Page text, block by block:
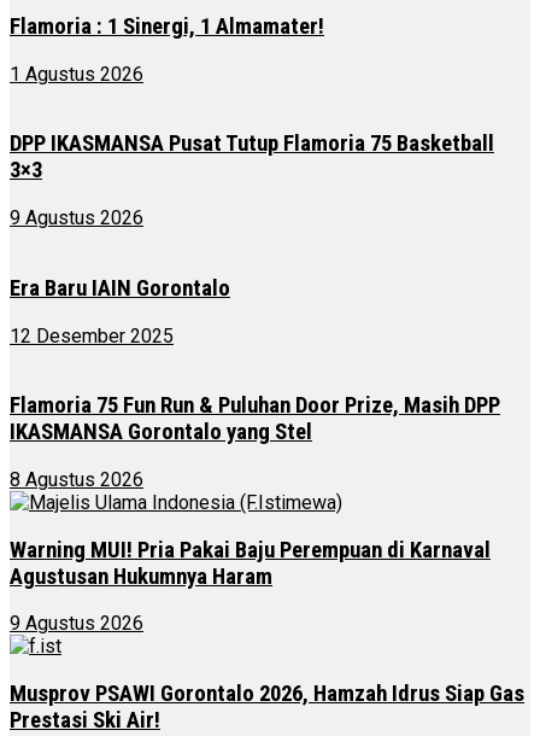
Flamoria : 1 Sinergi, 1 Almamater!
1 Agustus 2026
DPP IKASMANSA Pusat Tutup Flamoria 75 Basketball
3×3
9 Agustus 2026
Era Baru IAIN Gorontalo
12 Desember 2025
Flamoria 75 Fun Run & Puluhan Door Prize, Masih DPP
IKASMANSA Gorontalo yang Stel
8 Agustus 2026
Warning MUI! Pria Pakai Baju Perempuan di Karnaval
Agustusan Hukumnya Haram
9 Agustus 2026
Musprov PSAWI Gorontalo 2026, Hamzah Idrus Siap Gas
Prestasi Ski Air!